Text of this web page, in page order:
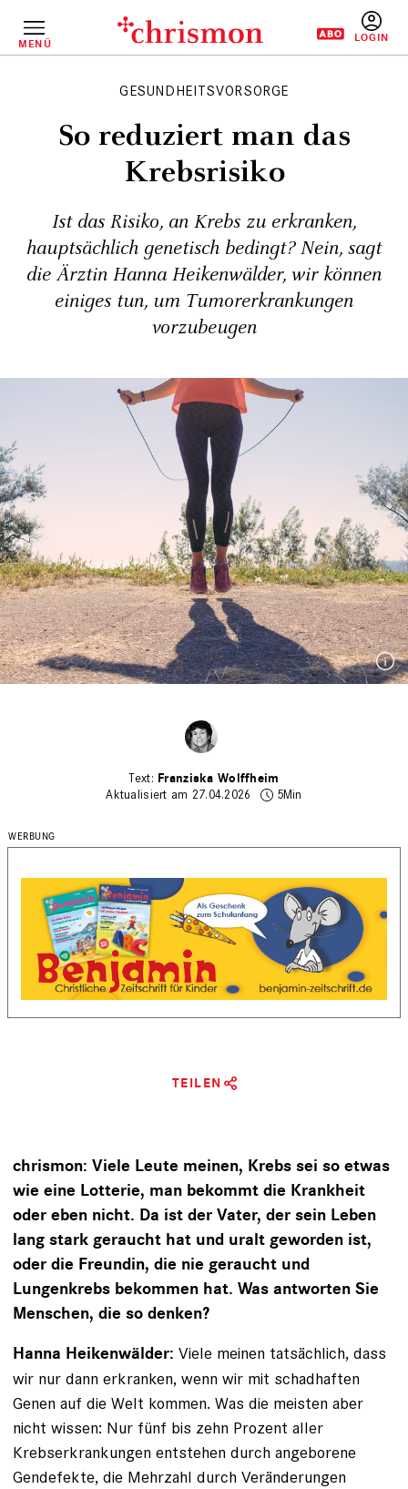
InhaltMENÜ
GESUNDHEITSVORSORGE
So reduziert man das
Krebsrisiko
Ist das Risiko, an Krebs zu erkranken,
hauptsächlich genetisch bedingt? Nein, sagt
die Ärztin Hanna Heikenwälder, wir können
einiges tun, um Tumorerkrankungen
vorzubeugen
Franziska Wolffheim
Aktualisiert am 27.04.2026
5Min
TEILEN
chrismon: Viele Leute meinen, Krebs sei so etwas
wie eine Lotterie, man bekommt die Krankheit
oder eben nicht. Da ist der Vater, der sein Leben
lang stark geraucht hat und uralt geworden ist,
oder die Freundin, die nie geraucht und
Lungenkrebs bekommen hat. Was antworten Sie
Menschen, die so denken?
Hanna Heikenwälder: Viele meinen tatsächlich, dass
wir nur dann erkranken, wenn wir mit schadhaften
Genen auf die Welt kommen. Was die meisten aber
nicht wissen: Nur fünf bis zehn Prozent aller
Krebserkrankungen entstehen durch angeborene
Gendefekte, die Mehrzahl durch Veränderungen